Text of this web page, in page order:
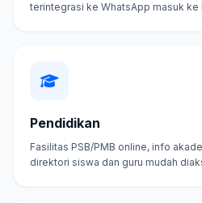
terintegrasi ke WhatsApp masuk ke
Pendidikan
Fasilitas PSB/PMB online, info
direktori siswa dan guru mudah